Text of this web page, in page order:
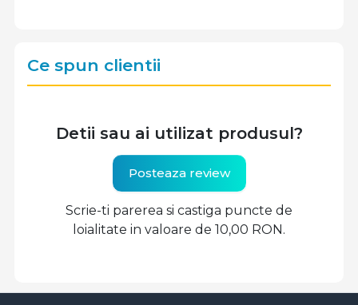
Ce spun clientii
Detii sau ai utilizat produsul?
Posteaza review
Scrie-ti parerea si castiga puncte de
loialitate in valoare de 10,00 RON.